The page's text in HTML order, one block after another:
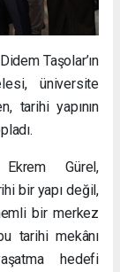
Taşolar’ın
üniversite
tarihi yapının
Gürel,
bir yapı değil,
bir merkez
tarihi mekânı
hedefi